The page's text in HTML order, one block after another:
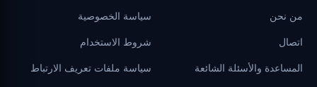
من نحن
اتصال
المساعدة والأسئلة الشائعة
سياسة الخصوصية
شروط الاستخدام
سياسة ملفات تعريف الارتباط